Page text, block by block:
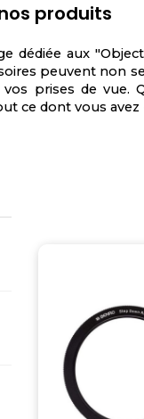
produits
dédiée aux
peuvent non
prises de vue.
ce dont vous